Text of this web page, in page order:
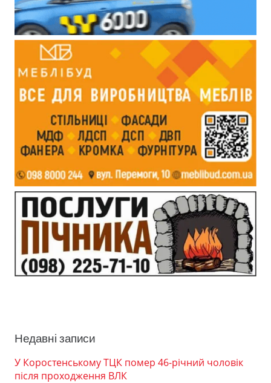
Недавні записи
У Коростенському ТЦК помер 46-річний чоловік
після проходження ВЛК